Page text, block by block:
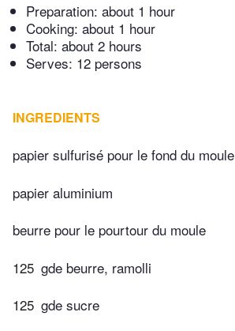
Preparation: about 1 hour
Cooking: about 1 hour
Total: about 2 hours
Serves: 12 persons
INGREDIENTS
papier sulfurisé pour le fond du moule
papier aluminium
beurre pour le pourtour du moule
125 gde beurre, ramolli
125 gde sucre